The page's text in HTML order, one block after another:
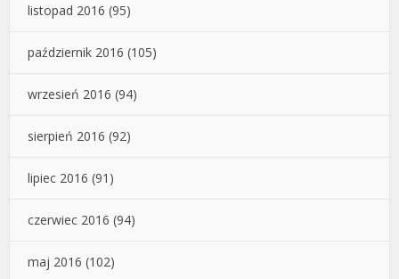
listopad 2016 (95)
październik 2016 (105)
wrzesień 2016 (94)
sierpień 2016 (92)
lipiec 2016 (91)
czerwiec 2016 (94)
maj 2016 (102)